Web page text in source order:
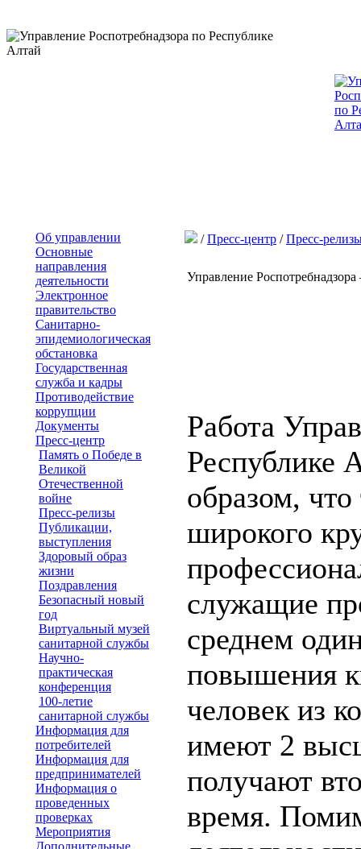
Об управлении
Основные
направления
деятельности
Электронное
правительство
Санитарно-
эпидемиологическая
обстановка
Государственная
служба и кадры
Противодействие
коррупции
Документы
Пресс-центр
Память о Победе в
Великой
Отечественной
войне
Пресс-релизы
Публикации,
выступления
Здоровый образ
жизни
Поздравления
Безопасный новый
год
Виртуальный музей
санитарной службы
Научно-
практическая
конференция
100-летие
санитарной службы
Информация для
потребителей
Информация для
предпринимателей
Информация о
проведенных
проверках
Мероприятия
Дополнительные
/Пресс-центр /Пресс-
Управление Роспотребнадзора
Работа
Республике
образом, что
широкого
служащие
среднем
повышения
человек из
имеют 2
получают
время.